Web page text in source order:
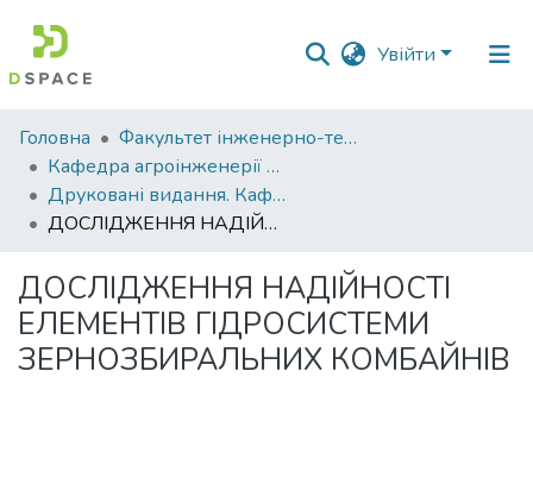
Увійти
Фонди
та
зібрання
Пошук за критеріями
Статистика
Головна
Факультет інженерно-технологічний
Кафедра агроінженерії та автомобільного транспорту
Друковані видання. Кафедра агроінженерії та автомобільного транспорту
ДОСЛІДЖЕННЯ НАДІЙНОСТІ ЕЛЕМЕНТІВ ГІДРОСИСТЕМИ ЗЕРНОЗБИРАЛЬНИХ КОМБАЙНІВ
ДОСЛІДЖЕННЯ НАДІЙНОСТІ
ЕЛЕМЕНТІВ ГІДРОСИСТЕМИ
ЗЕРНОЗБИРАЛЬНИХ КОМБАЙНІВ